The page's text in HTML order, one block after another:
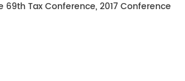
69th Tax Conference, 2017 Conference